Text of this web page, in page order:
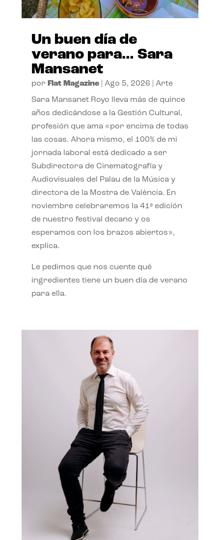
Un buen día de
verano para… Sara
Mansanet
por Flat Magazine| Ago 5, 2026 Arte
Sara Mansanet Royo lleva más de quince
años dedicándose a la Gestión Cultural,
profesión que ama «por encima de todas
las cosas. Ahora mismo, el 100% de mi
jornada laboral está dedicado a ser
Subdirectora de Cinematografía y
Audiovisuales del Palau de la Música y
directora de la Mostra de València. En
noviembre celebraremos la 41ª edición
de nuestro festival decano y os
esperamos con los brazos abiertos»,
explica.
Le pedimos que nos cuente qué
ingredientes tiene un buen día de verano
para ella.